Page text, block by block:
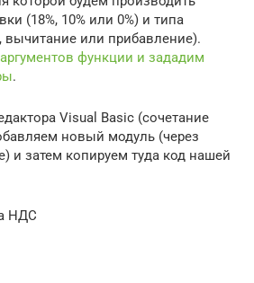
(18%, 10% или 0%) и типа
вычитание или прибавление).
аргументов функции и зададим
.
Visual Basic (сочетание
новый модуль (через
и затем копируем туда код нашей
НДС